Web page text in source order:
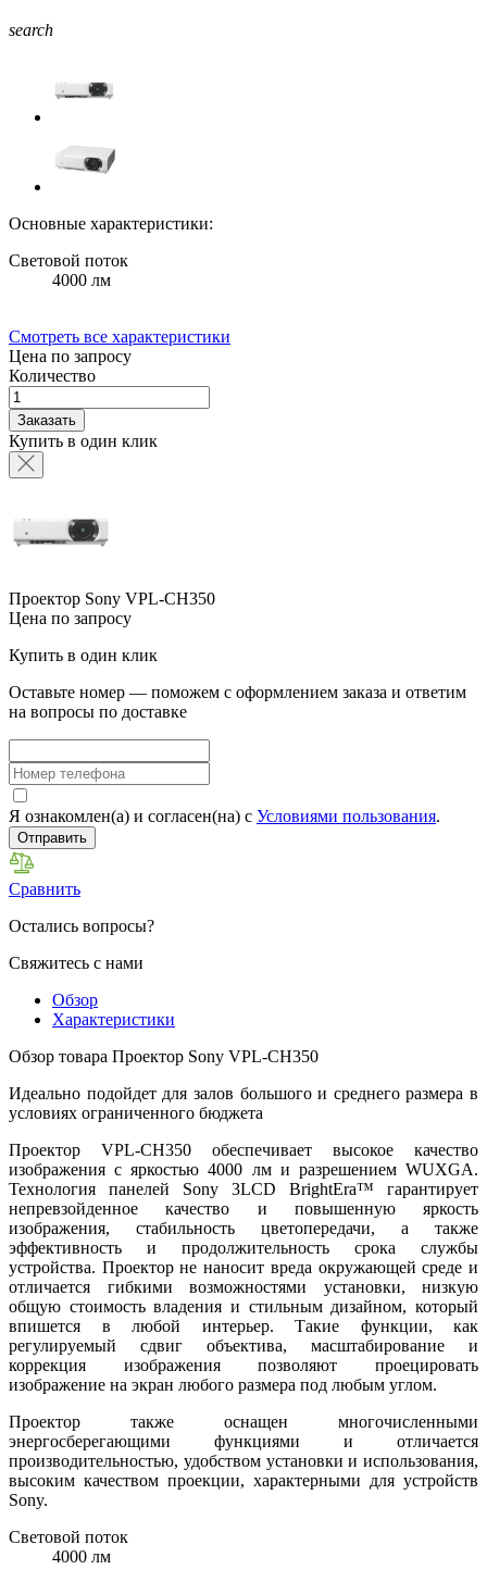
search
Основные характеристики:
Световой поток
4000 лм
Смотреть все характеристики
Цена по запросу
Количество
Заказать
Купить в один клик
Проектор Sony VPL-CH350
Цена по запросу
Купить в один клик
Оставьте номер — поможем с оформлением заказа и ответим
на вопросы по доставке
Я ознакомлен(а) и согласен(на) с Условиями пользования.
Отправить
Сравнить
Остались вопросы?
Свяжитесь с нами
Обзор
Характеристики
Обзор товара Проектор Sony VPL-CH350
Идеально подойдет для залов большого и среднего размера в
условиях ограниченного бюджета
Проектор VPL-CH350 обеспечивает высокое качество
изображения с яркостью 4000 лм и разрешением WUXGA.
Технология панелей Sony 3LCD BrightEra™ гарантирует
непревзойденное качество и повышенную яркость
изображения, стабильность цветопередачи, а также
эффективность и продолжительность срока службы
устройства. Проектор не наносит вреда окружающей среде и
отличается гибкими возможностями установки, низкую
общую стоимость владения и стильным дизайном, который
впишется в любой интерьер. Такие функции, как
регулируемый сдвиг объектива, масштабирование и
коррекция изображения позволяют проецировать
изображение на экран любого размера под любым углом.
Проектор также оснащен многочисленными
энергосберегающими функциями и отличается
производительностью, удобством установки и использования,
высоким качеством проекции, характерными для устройств
Sony.
Световой поток
4000 лм